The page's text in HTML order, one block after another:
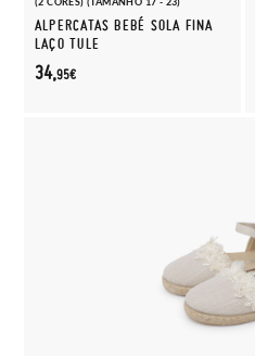
ALPERCATAS BEBÉ SOLA FINA
LAÇO TULE
34,95€